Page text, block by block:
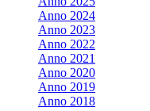
Anno 2024
Anno 2023
Anno 2022
Anno 2021
Anno 2020
Anno 2019
Anno 2018